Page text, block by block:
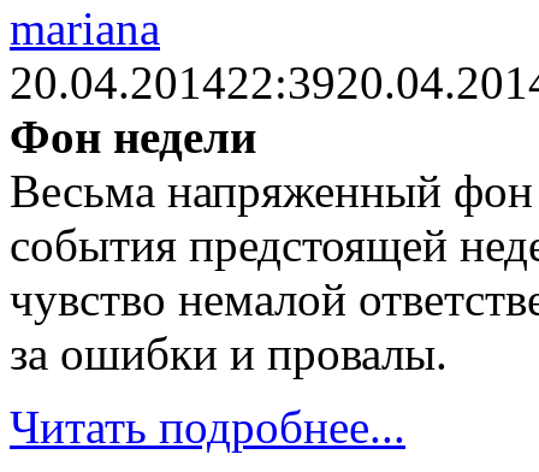
mariana
20.04.201422:39
Фон недели
Весьма напряженный фон
события предстоящей
чувство немалой
за ошибки и провалы.
Читать подробнее...